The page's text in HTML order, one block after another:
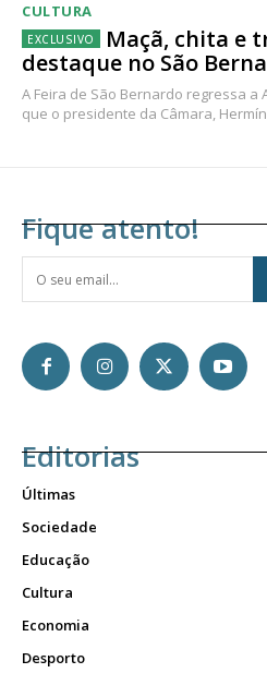
CULTURA
Maçã, chita e
destaque no São
A Feira de São Bernardo regressa a
que o presidente da Câmara,
Fique atento!
Editorias
Últimas
Sociedade
Educação
Cultura
Economia
Desporto